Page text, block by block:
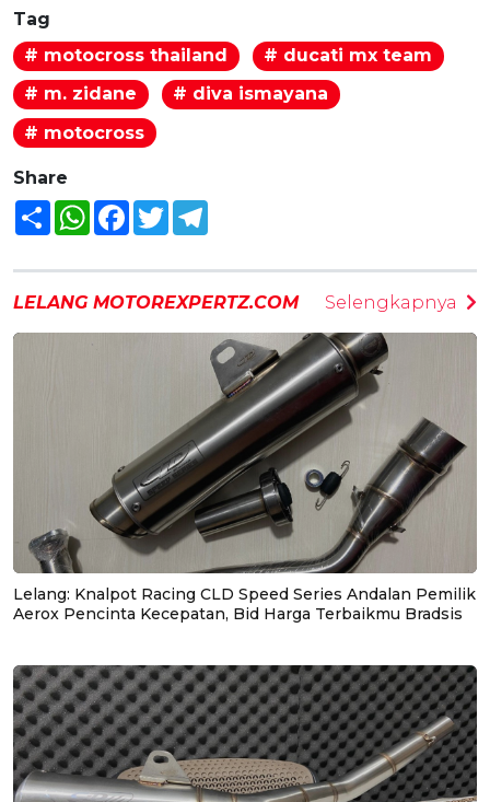
Tag
# motocross thailand
# ducati mx team
# m. zidane
# diva ismayana
# motocross
Share
Share WhatsAppFacebook
Twitter
LELANG MOTOREXPERTZ.COM Selengkapnya
Lelang: Knalpot Racing CLD Speed Series Andalan Pemilik
Aerox Pencinta Kecepatan, Bid Harga Terbaikmu Bradsis